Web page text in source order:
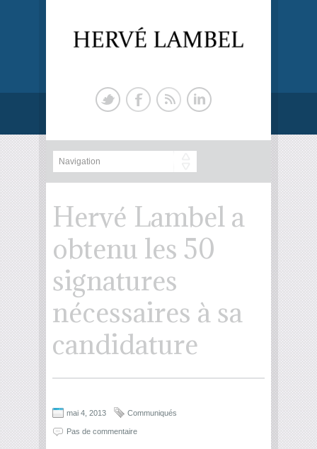
Hervé Lambel a
obtenu les 50
signatures
nécessaires à sa
candidature
mai 4, 2013 Communiqués
Pas de commentaire